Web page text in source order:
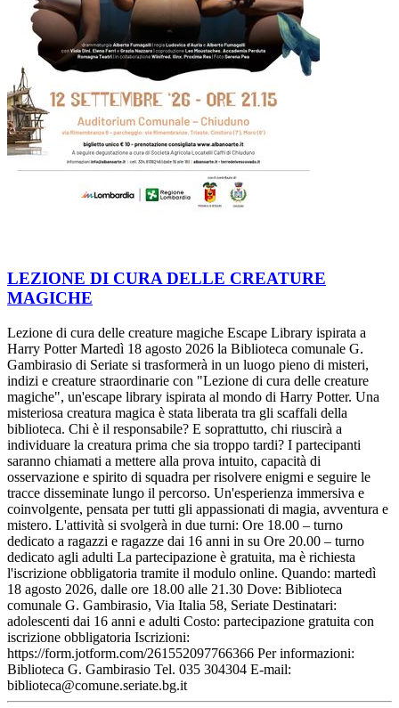
LEZIONE DI CURA DELLE CREATURE
MAGICHE
Lezione di cura delle creature magiche Escape Library ispirata a
Harry Potter Martedì 18 agosto 2026 la Biblioteca comunale G.
Gambirasio di Seriate si trasformerà in un luogo pieno di misteri,
indizi e creature straordinarie con "Lezione di cura delle creature
magiche", un'escape library ispirata al mondo di Harry Potter. Una
misteriosa creatura magica è stata liberata tra gli scaffali della
biblioteca. Chi è il responsabile? E soprattutto, chi riuscirà a
individuare la creatura prima che sia troppo tardi? I partecipanti
saranno chiamati a mettere alla prova intuito, capacità di
osservazione e spirito di squadra per risolvere enigmi e seguire le
tracce disseminate lungo il percorso. Un'esperienza immersiva e
coinvolgente, pensata per tutti gli appassionati di magia, avventura e
mistero. L'attività si svolgerà in due turni: Ore 18.00 – turno
dedicato a ragazzi e ragazze dai 16 anni in su Ore 20.00 – turno
dedicato agli adulti La partecipazione è gratuita, ma è richiesta
l'iscrizione obbligatoria tramite il modulo online. Quando: martedì
18 agosto 2026, dalle ore 18.00 alle 21.30 Dove: Biblioteca
comunale G. Gambirasio, Via Italia 58, Seriate Destinatari:
adolescenti dai 16 anni e adulti Costo: partecipazione gratuita con
iscrizione obbligatoria Iscrizioni:
https://form.jotform.com/261552097766366 Per informazioni:
Biblioteca G. Gambirasio Tel. 035 304304 E-mail:
biblioteca@comune.seriate.bg.it